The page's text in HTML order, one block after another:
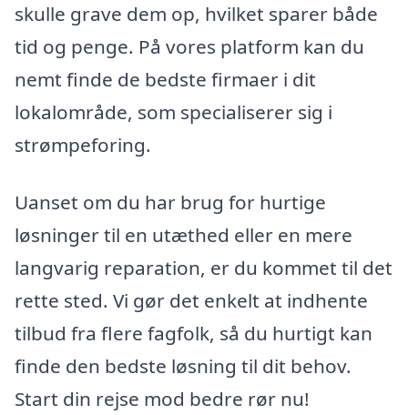
skulle grave dem op, hvilket sparer både
tid og penge. På vores platform kan du
nemt finde de bedste firmaer i dit
lokalområde, som specialiserer sig i
strømpeforing.
Uanset om du har brug for hurtige
løsninger til en utæthed eller en mere
langvarig reparation, er du kommet til det
rette sted. Vi gør det enkelt at indhente
tilbud fra flere fagfolk, så du hurtigt kan
finde den bedste løsning til dit behov.
Start din rejse mod bedre rør nu!